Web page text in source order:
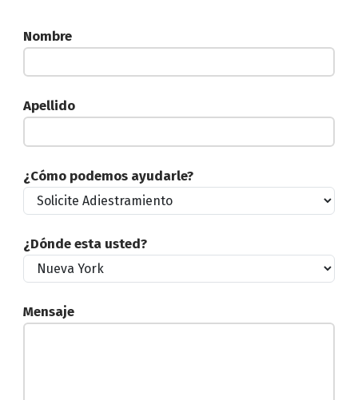
Nombre
Apellido
¿Cómo podemos ayudarle?
¿Dónde esta usted?
Mensaje